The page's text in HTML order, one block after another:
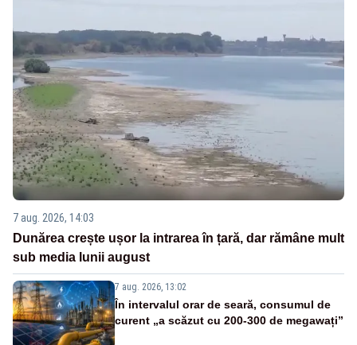
7 aug. 2026, 14:03
Dunărea crește ușor la intrarea în țară, dar rămâne mult
sub media lunii august
7 aug. 2026, 13:02
În intervalul orar de seară, consumul de
curent „a scăzut cu 200-300 de megawați”